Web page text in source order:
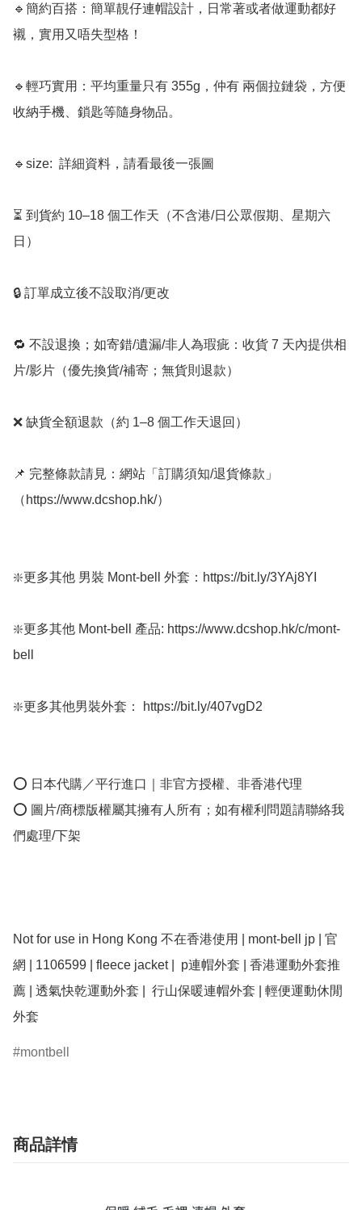
🔹簡約百搭：簡單靚仔連帽設計，日常著或者做運動都好
襯，實用又唔失型格！
🔹輕巧實用：平均重量只有 355g，仲有 兩個拉鏈袋，方便
收納手機、鎖匙等隨身物品。
🔹size:  詳細資料，請看最後一張圖
⏳ 到貨約 10–18 個工作天（不含港/日公眾假期、星期六
日）
🔒 訂單成立後不設取消/更改
🔁 不設退換；如寄錯/遺漏/非人為瑕疵：收貨 7 天內提供相
片/影片（優先換貨/補寄；無貨則退款）
❌ 缺貨全額退款（約 1–8 個工作天退回）
📌 完整條款請見：網站「訂購須知/退貨條款」
（https://www.dcshop.hk/）
❇️更多其他 男裝 Mont-bell 外套：https://bit.ly/3YAj8YI
❇️更多其他 Mont-bell 產品: https://www.dcshop.hk/c/mont-
bell
❇️更多其他男裝外套： https://bit.ly/407vgD2
⭕ 日本代購／平行進口｜非官方授權、非香港代理
⭕ 圖片/商標版權屬其擁有人所有；如有權利問題請聯絡我
們處理/下架
Not for use in Hong Kong 不在香港使用 | mont-bell jp | 官
網 | 1106599 | fleece jacket |  p連帽外套 | 香港運動外套推
薦 | 透氣快乾運動外套 |  行山保暖連帽外套 | 輕便運動休閒
montbell
商品詳情